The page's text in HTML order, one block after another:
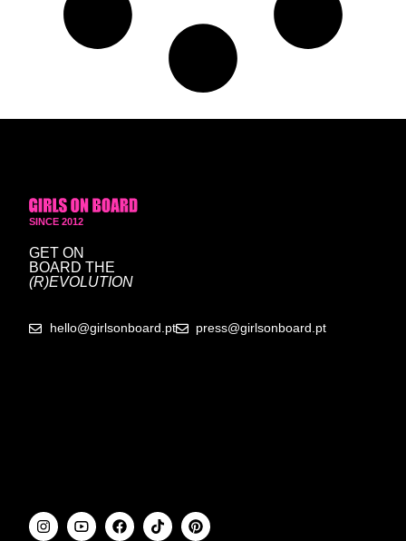
SINCE 2012
GET ON
BOARD THE
(R)EVOLUTION
hello@girlsonboard.pt press@girlsonboard.pt